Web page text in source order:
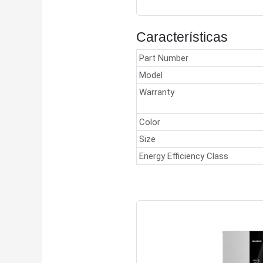
Características
Part Number
Model
Warranty
Color
Size
Energy Efficiency Class